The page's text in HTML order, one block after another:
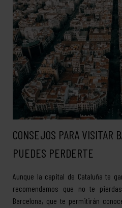
CONSEJOS PARA VISITAR
PUEDES PERDERTE
Aunque la capital de Cataluña te
recomendamos que no te
Barcelona, que te permitirán